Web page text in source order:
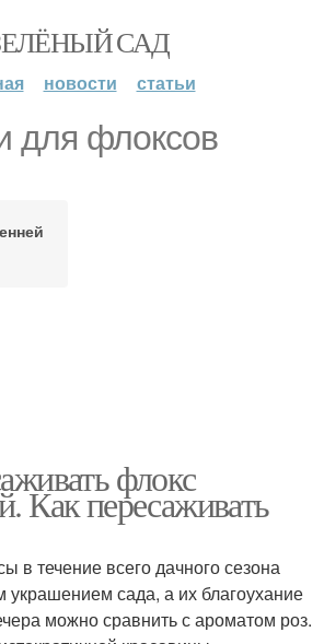
САД
новости статьи
для флоксов
флокс
Как пересаживать
в течение всего дачного сезона
украшением сада, а их благоухание
можно сравнить с ароматом роз.